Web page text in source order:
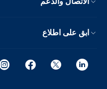
ابق على اطلاع